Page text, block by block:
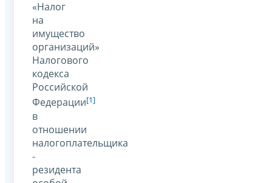
«Налог
на
имущество
организаций»
Налогового
кодекса
Российской
Федерации[1]
в
отношении
налогоплательщика
-
резидента